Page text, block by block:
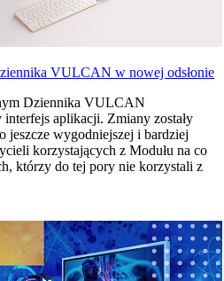
VULCAN w nowej odsłonie
Dziennika VULCAN
aplikacji. Zmiany zostały
jeszcze wygodniejszej i bardziej
korzystających z Modułu na co
którzy do tej pory nie korzystali z